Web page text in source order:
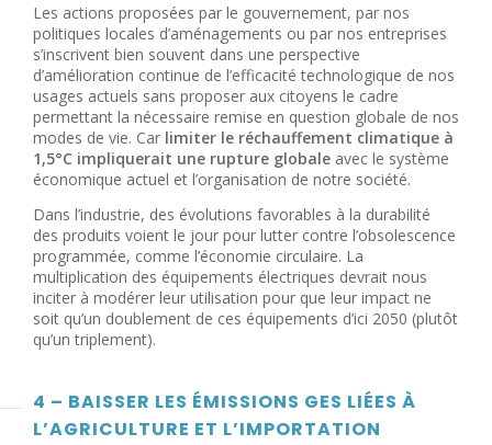
Les actions proposées par le gouvernement, par nos
politiques locales d’aménagements ou par nos entreprises
s’inscrivent bien souvent dans une perspective
d’amélioration continue de l’efficacité technologique de nos
usages actuels sans proposer aux citoyens le cadre
permettant la nécessaire remise en question globale de nos
modes de vie. Car limiter le réchauffement climatique à
1,5°C impliquerait une rupture globale avec le système
économique actuel et l’organisation de notre société.
Dans l’industrie, des évolutions favorables à la durabilité
des produits voient le jour pour lutter contre l’obsolescence
programmée, comme l’économie circulaire. La
multiplication des équipements électriques devrait nous
inciter à modérer leur utilisation pour que leur impact ne
soit qu’un doublement de ces équipements d’ici 2050 (plutôt
qu’un triplement).
4 – BAISSER LES ÉMISSIONS GES LIÉES À
L’AGRICULTURE ET L’IMPORTATION